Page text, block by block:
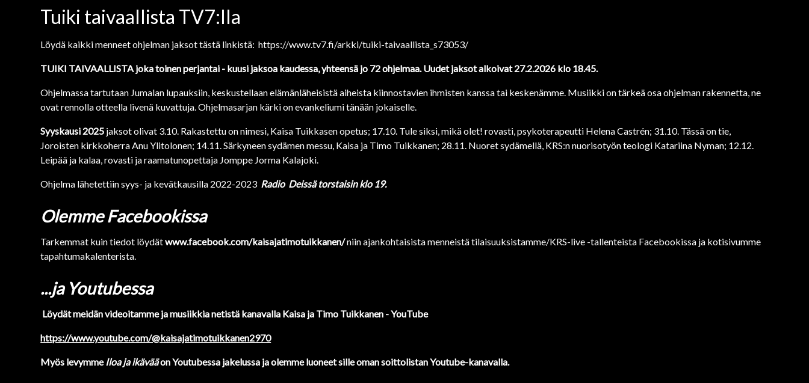
Tuiki taivaallista TV7:lla
Löydä kaikki menneet ohjelman jaksot tästä linkistä:https://www.tv7.fi/arkki/tuiki-taivaallista_s73053/
TUIKI TAIVAALLISTA joka toinen perjantai - kuusi jaksoa kaudessa, yhteensä jo 72 ohjelmaa. Uudet jaksot alkoivat 27.2.2026 klo 18.45.
Ohjelmassa tartutaan Jumalan lupauksiin, keskustellaan elämänläheisistä aiheista kiinnostavien ihmisten kanssa tai keskenämme. Musiikki on tärkeä osa ohjelman rakennetta, ne
ovat rennolla otteella livenä kuvattuja. Ohjelmasarjan kärki on evankeliumi tänään jokaiselle.
Syyskausi 2025 jaksot olivat 3.10. Rakastettu on nimesi, Kaisa Tuikkasen opetus; 17.10. Tule siksi, mikä olet! rovasti, psykoterapeutti Helena Castrén; 31.10. Tässä on tie,
Joroisten kirkkoherra Anu Ylitolonen; 14.11. Särkyneen sydämen messu, Kaisa ja Timo Tuikkanen; 28.11. Nuoret sydämellä, KRS:n nuorisotyön teologi Katariina Nyman; 12.12.
Leipää ja kalaa, rovasti ja raamatunopettaja Jomppe Jorma Kalajoki.
Ohjelma lähetettiin syys- ja kevätkausilla 2022-2023 Radio Deissä torstaisin klo 19.
Olemme Facebookissa
Tarkemmat kuin tiedot löydätwww.facebook.com/kaisajatimotuikkanen/niin ajankohtaisista menneistä tilaisuuksistamme/KRS-live -tallenteista Facebookissa ja kotisivumme
tapahtumakalenterista.
...ja Youtubessa
Löydät meidän videoitamme ja musiikkia netistä kanavalla Kaisa ja Timo Tuikkanen - YouTube
https://www.youtube.com/@kaisajatimotuikkanen2970
Myös levymme Iloa ja ikävääon Youtubessa jakelussa ja olemme luoneet sille oman soittolistan Youtube-kanavalla.